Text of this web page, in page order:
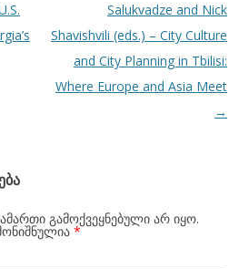
Salukvadze and Nick
Shavishvili (eds.) – City Culture
and City Planning in Tbilisi:
Where Europe and Asia Meet
→
გამოქვეყნებული არ იყო.
*